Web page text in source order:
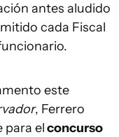
antes aludido
cada Fiscal
este
, Ferrero
para elconcurso